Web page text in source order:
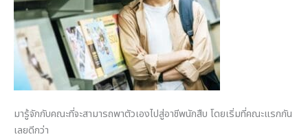
มารู้จักกับคณะที่จะสามารถพาตัวเองไปสู่อาชีพนักสืบ โดยเริ่มที่คณะแรกกัน
เลยดีกว่า